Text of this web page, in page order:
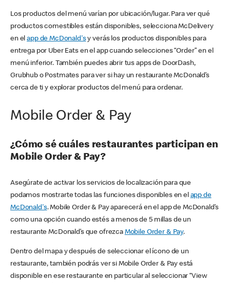
Los productos del menú varían por ubicación/lugar. Para ver qué
productos comestibles están disponibles, selecciona McDelivery
en elapp de McDonald'sy verás los productos disponibles para
entrega por Uber Eats en el app cuando selecciones “Order” en el
menú inferior. También puedes abrir tus apps de DoorDash,
Grubhub o Postmates para ver si hay un restaurante McDonald’s
cerca de ti y explorar productos del menú para ordenar.
Mobile Order & Pay
¿Cómo sé cuáles restaurantes participan en
Mobile Order & Pay?
Asegúrate de activar los servicios de localización para que
podamos mostrarte todas las funciones disponibles en el app de
McDonald's. Mobile Order & Pay aparecerá en el app de McDonald’s
como una opción cuando estés a menos de 5 millas de un
restaurante McDonald’s que ofrezca Mobile Order & Pay.
Dentro del mapa y después de seleccionar el ícono de un
restaurante, también podrás ver si Mobile Order & Pay está
disponible en ese restaurante en particular al seleccionar “View